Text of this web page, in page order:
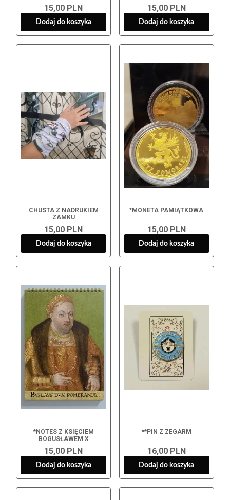
15,00 PLN
Dodaj do koszyka
15,00 PLN
Dodaj do koszyka
CHUSTA Z NADRUKIEM
ZAMKU
15,00 PLN
Dodaj do koszyka
*MONETA PAMIĄTKOWA
15,00 PLN
Dodaj do koszyka
*NOTES Z KSIĘCIEM
BOGUSŁAWEM X
15,00 PLN
Dodaj do koszyka
**PIN Z ZEGARM
16,00 PLN
Dodaj do koszyka